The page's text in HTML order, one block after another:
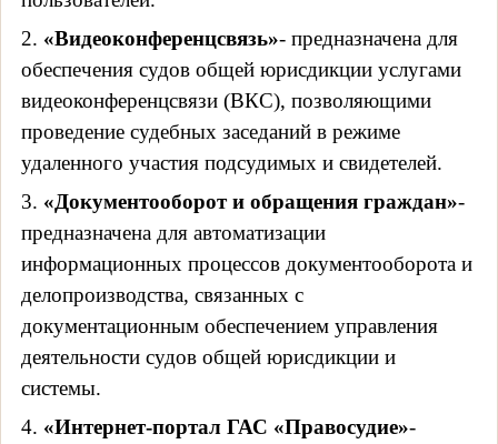
2. «Видеоконференцсвязь»- предназначена для
обеспечения судов общей юрисдикции услугами
видеоконференцсвязи (ВКС), позволяющими
проведение судебных заседаний в режиме
удаленного участия подсудимых и свидетелей.
3. «Документооборот и обращения граждан»-
предназначена для автоматизации
информационных процессов документооборота и
делопроизводства, связанных с
документационным обеспечением управления
деятельности судов общей юрисдикции и
системы.
4. «Интернет-портал ГАС «Правосудие»-